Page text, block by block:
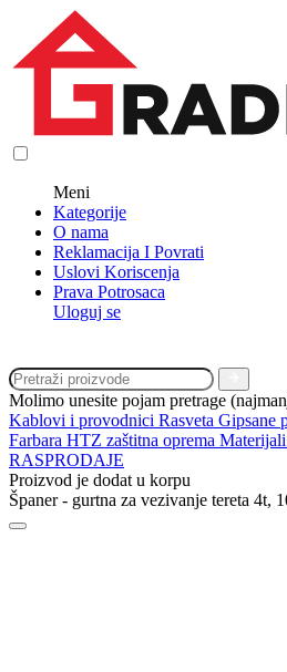
Meni
Kategorije
O nama
Reklamacija I Povrati
Uslovi Koriscenja
Prava Potrosaca
Uloguj se
Molimo unesite pojam pretrage
Kablovi i provodnici Rasveta Gipsane
Farbara HTZ zaštitna oprema
RASPRODAJE
Proizvod je dodat u korpu
Španer - gurtna za vezivanje tereta 4t,